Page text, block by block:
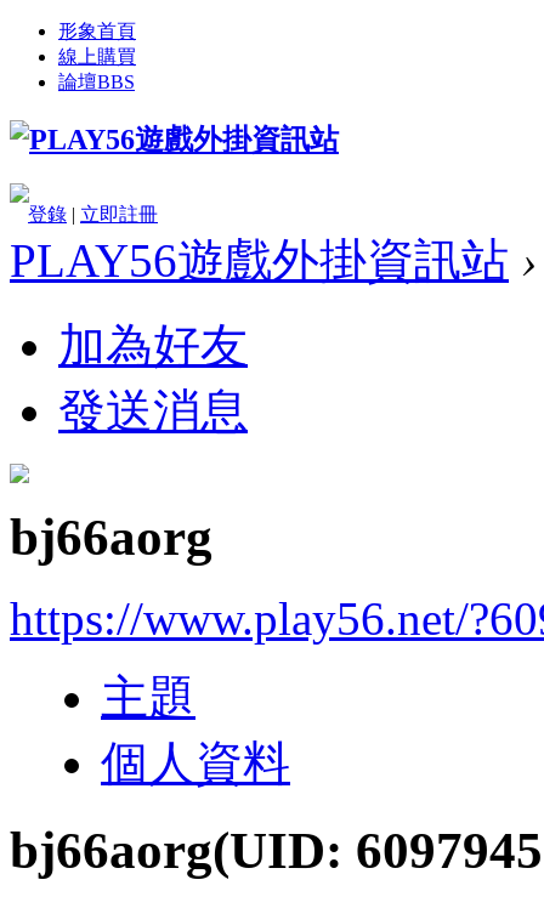
形象首頁
線上購買
論壇BBS
登錄 | 立即註冊
PLAY56遊戲外掛資訊站 ›
加為好友
發送消息
bj66aorg
https://www.play56.net/
主題
個人資料
bj66aorg(UID: